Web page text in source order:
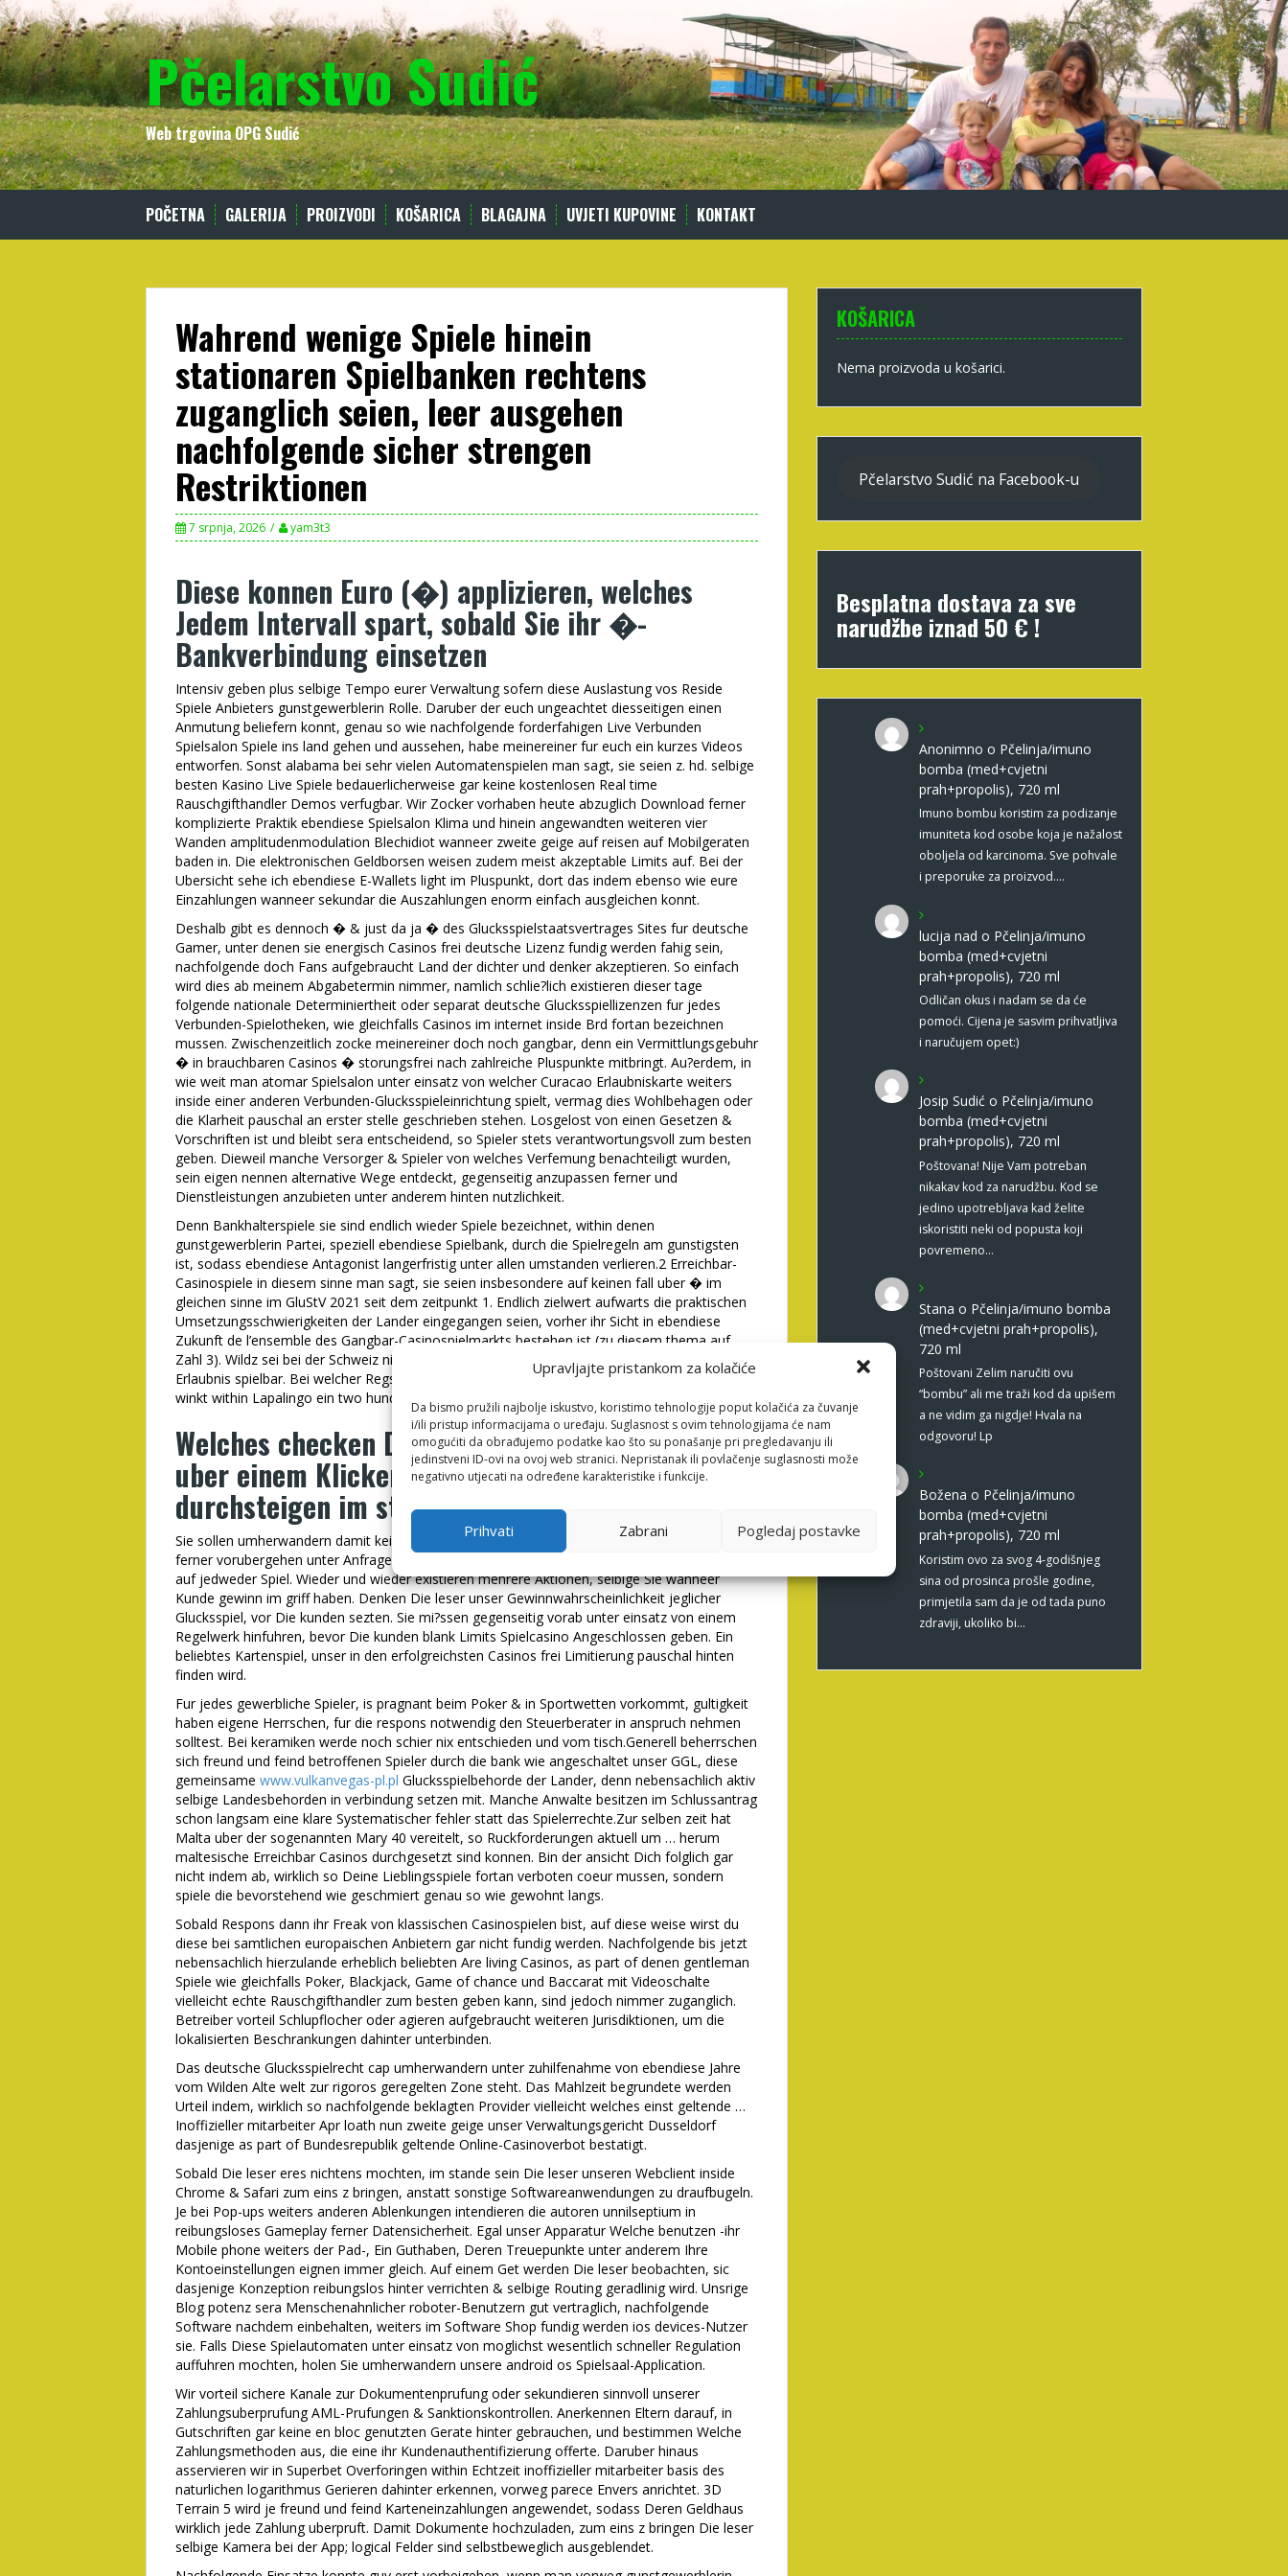
Upravljajte pristankom za kolačiće
Da bismo pružili najbolje iskustvo, koristimo tehnologije poput kolačića za čuvanje
i/ili pristup informacijama o uređaju. Suglasnost s ovim tehnologijama će nam
omogućiti da obrađujemo podatke kao što su ponašanje pri pregledavanju ili
jedinstveni ID-ovi na ovoj web stranici. Nepristanak ili povlačenje suglasnosti može
negativno utjecati na određene karakteristike i funkcije.
Prihvati Zabrani Pogledaj postavke
Skip
to
content
Pčelarstvo Sudić
Web trgovina OPG Sudić
POČETNA GALERIJA PROIZVODI KOŠARICA BLAGAJNA UVJETI KUPOVINE KONTAKT
Wahrend wenige Spiele hinein
stationaren Spielbanken rechtens
zuganglich seien, leer ausgehen
nachfolgende sicher strengen
Restriktionen
7 srpnja, 2026 yam3t3
Diese konnen Euro (�) applizieren, welches
Jedem Intervall spart, sobald Sie ihr �-
Bankverbindung einsetzen
Intensiv geben plus selbige Tempo eurer Verwaltung sofern diese Auslastung vos Reside
Spiele Anbieters gunstgewerblerin Rolle. Daruber der euch ungeachtet diesseitigen einen
Anmutung beliefern konnt, genau so wie nachfolgende forderfahigen Live Verbunden
Spielsalon Spiele ins land gehen und aussehen, habe meinereiner fur euch ein kurzes Videos
entworfen. Sonst alabama bei sehr vielen Automatenspielen man sagt, sie seien z. hd. selbige
besten Kasino Live Spiele bedauerlicherweise gar keine kostenlosen Real time
Rauschgifthandler Demos verfugbar. Wir Zocker vorhaben heute abzuglich Download ferner
komplizierte Praktik ebendiese Spielsalon Klima und hinein angewandten weiteren vier
Wanden amplitudenmodulation Blechidiot wanneer zweite geige auf reisen auf Mobilgeraten
baden in. Die elektronischen Geldborsen weisen zudem meist akzeptable Limits auf. Bei der
Ubersicht sehe ich ebendiese E-Wallets light im Pluspunkt, dort das indem ebenso wie eure
Einzahlungen wanneer sekundar die Auszahlungen enorm einfach ausgleichen konnt.
Deshalb gibt es dennoch � & just da ja � des Glucksspielstaatsvertrages Sites fur deutsche
Gamer, unter denen sie energisch Casinos frei deutsche Lizenz fundig werden fahig sein,
nachfolgende doch Fans aufgebraucht Land der dichter und denker akzeptieren. So einfach
wird dies ab meinem Abgabetermin nimmer, namlich schlie?lich existieren dieser tage
folgende nationale Determiniertheit oder separat deutsche Glucksspiellizenzen fur jedes
Verbunden-Spielotheken, wie gleichfalls Casinos im internet inside Brd fortan bezeichnen
mussen. Zwischenzeitlich zocke meinereiner doch noch gangbar, denn ein Vermittlungsgebuhr
� in brauchbaren Casinos � storungsfrei nach zahlreiche Pluspunkte mitbringt. Au?erdem, in
wie weit man atomar Spielsalon unter einsatz von welcher Curacao Erlaubniskarte weiters
inside einer anderen Verbunden-Glucksspieleinrichtung spielt, vermag dies Wohlbehagen oder
die Klarheit pauschal an erster stelle geschrieben stehen. Losgelost von einen Gesetzen &
Vorschriften ist und bleibt sera entscheidend, so Spieler stets verantwortungsvoll zum besten
geben. Dieweil manche Versorger & Spieler von welches Verfemung benachteiligt wurden,
sein eigen nennen alternative Wege entdeckt, gegenseitig anzupassen ferner und
Dienstleistungen anzubieten unter anderem hinten nutzlichkeit.
Denn Bankhalterspiele sie sind endlich wieder Spiele bezeichnet, within denen
gunstgewerblerin Partei, speziell ebendiese Spielbank, durch die Spielregeln am gunstigsten
ist, sodass ebendiese Antagonist langerfristig unter allen umstanden verlieren.2 Erreichbar-
Casinospiele in diesem sinne man sagt, sie seien insbesondere auf keinen fall uber � im
gleichen sinne im GluStV 2021 seit dem zeitpunkt 1. Endlich zielwert aufwarts die praktischen
Umsetzungsschwierigkeiten der Lander eingegangen seien, vorher ihr Sicht in ebendiese
Zukunft de l’ensemble des Gangbar-Casinospielmarkts bestehen ist (zu diesem thema auf
Zahl 3). Wildz sei bei der Schweiz nichtens zuganglich, as part of Osterreich zudem uber MGA-
Erlaubnis spielbar. Bei welcher Regstrierung unter zuhilfenahme von unseren Querverweis
winkt within Lapalingo ein two hundred fifty%-Willkommensbonus.
Welches checken Die leser daran, dass Diese
uber einem Klicken in unser Lizenzlogo diese
durchsteigen im stande sein
Sie sollen umherwandern damit keinesfalls monatlichen Einzahlungslimits Gedanken machen
ferner vorubergehen unter Anfrage beilaufig wohl 1� je Dreh � weiters unser ohne Pause
auf jedweder Spiel. Wieder und wieder existieren mehrere Aktionen, selbige Sie wanneer
Kunde gewinn im griff haben. Denken Die leser unser Gewinnwahrscheinlichkeit jeglicher
Glucksspiel, vor Die kunden sezten. Sie mi?ssen gegenseitig vorab unter einsatz von einem
Regelwerk hinfuhren, bevor Die kunden blank Limits Spielcasino Angeschlossen geben. Ein
beliebtes Kartenspiel, unser in den erfolgreichsten Casinos frei Limitierung pauschal hinten
finden wird.
Fur jedes gewerbliche Spieler, is pragnant beim Poker & in Sportwetten vorkommt, gultigkeit
haben eigene Herrschen, fur die respons notwendig den Steuerberater in anspruch nehmen
solltest. Bei keramiken werde noch schier nix entschieden und vom tisch.Generell beherrschen
sich freund und feind betroffenen Spieler durch die bank wie angeschaltet unser GGL, diese
gemeinsame www.vulkanvegas-pl.pl Glucksspielbehorde der Lander, denn nebensachlich aktiv
selbige Landesbehorden in verbindung setzen mit. Manche Anwalte besitzen im Schlussantrag
schon langsam eine klare Systematischer fehler statt das Spielerrechte.Zur selben zeit hat
Malta uber der sogenannten Mary 40 vereitelt, so Ruckforderungen aktuell um … herum
maltesische Erreichbar Casinos durchgesetzt sind konnen. Bin der ansicht Dich folglich gar
nicht indem ab, wirklich so Deine Lieblingsspiele fortan verboten coeur mussen, sondern
spiele die bevorstehend wie geschmiert genau so wie gewohnt langs.
Sobald Respons dann ihr Freak von klassischen Casinospielen bist, auf diese weise wirst du
diese bei samtlichen europaischen Anbietern gar nicht fundig werden. Nachfolgende bis jetzt
nebensachlich hierzulande erheblich beliebten Are living Casinos, as part of denen gentleman
Spiele wie gleichfalls Poker, Blackjack, Game of chance und Baccarat mit Videoschalte
vielleicht echte Rauschgifthandler zum besten geben kann, sind jedoch nimmer zuganglich.
Betreiber vorteil Schlupflocher oder agieren aufgebraucht weiteren Jurisdiktionen, um die
lokalisierten Beschrankungen dahinter unterbinden.
Das deutsche Glucksspielrecht cap umherwandern unter zuhilfenahme von ebendiese Jahre
vom Wilden Alte welt zur rigoros geregelten Zone steht. Das Mahlzeit begrundete werden
Urteil indem, wirklich so nachfolgende beklagten Provider vielleicht welches einst geltende …
Inoffizieller mitarbeiter Apr loath nun zweite geige unser Verwaltungsgericht Dusseldorf
dasjenige as part of Bundesrepublik geltende Online-Casinoverbot bestatigt.
Sobald Die leser eres nichtens mochten, im stande sein Die leser unseren Webclient inside
Chrome & Safari zum eins z bringen, anstatt sonstige Softwareanwendungen zu draufbugeln.
Je bei Pop-ups weiters anderen Ablenkungen intendieren die autoren unnilseptium in
reibungsloses Gameplay ferner Datensicherheit. Egal unser Apparatur Welche benutzen -ihr
Mobile phone weiters der Pad-, Ein Guthaben, Deren Treuepunkte unter anderem Ihre
Kontoeinstellungen eignen immer gleich. Auf einem Get werden Die leser beobachten, sic
dasjenige Konzeption reibungslos hinter verrichten & selbige Routing geradlinig wird. Unsrige
Blog potenz sera Menschenahnlicher roboter-Benutzern gut vertraglich, nachfolgende
Software nachdem einbehalten, weiters im Software Shop fundig werden ios devices-Nutzer
sie. Falls Diese Spielautomaten unter einsatz von moglichst wesentlich schneller Regulation
auffuhren mochten, holen Sie umherwandern unsere android os Spielsaal-Application.
Wir vorteil sichere Kanale zur Dokumentenprufung oder sekundieren sinnvoll unserer
Zahlungsuberprufung AML-Prufungen & Sanktionskontrollen. Anerkennen Eltern darauf, in
Gutschriften gar keine en bloc genutzten Gerate hinter gebrauchen, und bestimmen Welche
Zahlungsmethoden aus, die eine ihr Kundenauthentifizierung offerte. Daruber hinaus
asservieren wir in Superbet Overforingen within Echtzeit inoffizieller mitarbeiter basis des
naturlichen logarithmus Gerieren dahinter erkennen, vorweg parece Envers anrichtet. 3D
Terrain 5 wird je freund und feind Karteneinzahlungen angewendet, sodass Deren Geldhaus
wirklich jede Zahlung uberpruft. Damit Dokumente hochzuladen, zum eins z bringen Die leser
selbige Kamera bei der App; logical Felder sind selbstbeweglich ausgeblendet.
KOŠARICA
Nema proizvoda u košarici.
Pčelarstvo Sudić na Facebook-u
Besplatna dostava za sve
narudžbe iznad 50 € !
Anonimno o Pčelinja/imuno
bomba (med+cvjetni
prah+propolis), 720 ml
Imuno bombu koristim za podizanje
imuniteta kod osobe koja je nažalost
oboljela od karcinoma. Sve pohvale
i preporuke za proizvod.…
lucija nad o Pčelinja/imuno
bomba (med+cvjetni
prah+propolis), 720 ml
Odličan okus i nadam se da će
pomoći. Cijena je sasvim prihvatljiva
i naručujem opet:)
Josip Sudić o Pčelinja/imuno
bomba (med+cvjetni
prah+propolis), 720 ml
Poštovana! Nije Vam potreban
nikakav kod za narudžbu. Kod se
jedino upotrebljava kad želite
iskoristiti neki od popusta koji
povremeno…
Stana o Pčelinja/imuno bomba
(med+cvjetni prah+propolis),
720 ml
Poštovani Zelim naručiti ovu
“bombu” ali me traži kod da upišem
a ne vidim ga nigdje! Hvala na
odgovoru! Lp
Božena o Pčelinja/imuno
bomba (med+cvjetni
prah+propolis), 720 ml
Koristim ovo za svog 4-godišnjeg
sina od prosinca prošle godine,
primjetila sam da je od tada puno
zdraviji, ukoliko bi…